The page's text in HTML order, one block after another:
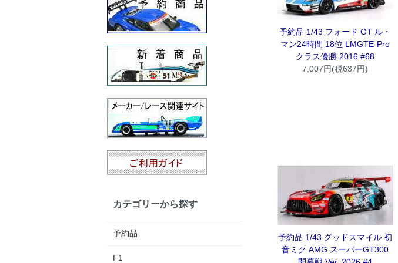
予約品 1/43 フォード GT ル・
マン24時間 18位 LMGTE-Pro
クラス優勝 2016 #68
7,007円(税637円)
予約品 1/43 グッドスマイル 初
音ミク AMG スーパーGT300
カテゴリーから探す
予約品
F1